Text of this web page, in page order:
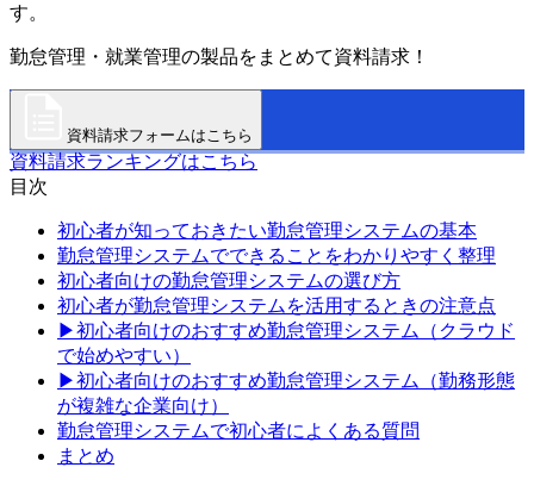
す。
勤怠管理・就業管理の製品をまとめて資料請求！
資料請求フォームはこちら
資料請求ランキングはこちら
目次
初心者が知っておきたい勤怠管理システムの基本
勤怠管理システムでできることをわかりやすく整理
初心者向けの勤怠管理システムの選び方
初心者が勤怠管理システムを活用するときの注意点
▶初心者向けのおすすめ勤怠管理システム（クラウド
で始めやすい）
▶初心者向けのおすすめ勤怠管理システム（勤務形態
が複雑な企業向け）
勤怠管理システムで初心者によくある質問
まとめ